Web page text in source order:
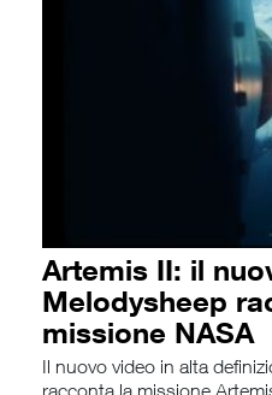
Artemis II: il
Melodysheep
missione NASA
Il nuovo video in alta